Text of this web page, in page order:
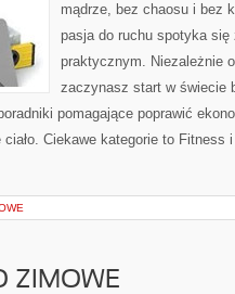
mądrze, bez chaosu i bez
pasja do ruchu spotyka się
praktycznym. Niezależnie
zaczynasz start w świecie
pomagające poprawić
Ciekawe kategorie to Fitness
ZIMOWE